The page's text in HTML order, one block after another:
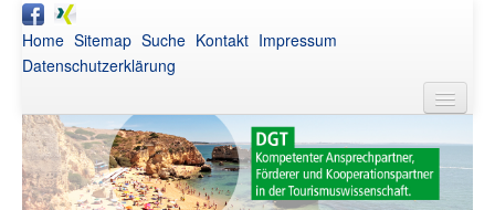
Home Sitemap Suche Kontakt Impressum
Datenschutzerklärung
DGT
Aktuelles